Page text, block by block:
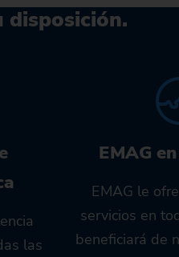
disposición.
las
EMAG
EMAG le
servicios en
beneficiará de